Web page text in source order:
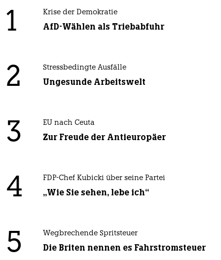
1 Krise der Demokratie
AfD-Wählen als Triebabfuhr
2 Stressbedingte Ausfälle
Ungesunde Arbeitswelt
3 EU nach Ceuta
Zur Freude der Antieuropäer
4 FDP-Chef Kubicki über seine Partei
„Wie Sie sehen, lebe ich“
5 Wegbrechende Spritsteuer
Die Briten nennen es Fahrstromsteuer